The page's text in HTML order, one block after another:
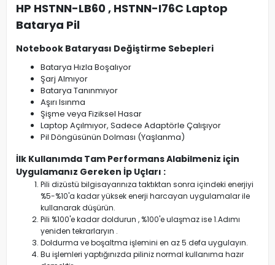
HP HSTNN-LB60 , HSTNN-I76C Laptop
Batarya Pil
Notebook Bataryası Değiştirme Sebepleri
Batarya Hızla Boşalıyor
Şarj Almıyor
Batarya Tanınmıyor
Aşırı Isınma
Şişme veya Fiziksel Hasar
Laptop Açılmıyor, Sadece Adaptörle Çalışıyor
Pil Döngüsünün Dolması (Yaşlanma)
İlk Kullanımda Tam Performans Alabilmeniz için
Uygulamanız Gereken İp Uçları :
Pili dizüstü bilgisayarınıza taktıktan sonra içindeki enerjiyi
%5-%10'a kadar yüksek enerji harcayan uygulamalar ile
kullanarak düşürün.
Pili %100'e kadar doldurun , %100'e ulaşmaz ise 1.Adımı
yeniden tekrarlaryın .
Doldurma ve boşaltma işlemini en az 5 defa uygulayın.
Bu işlemleri yaptığınızda piliniz normal kullanıma hazır